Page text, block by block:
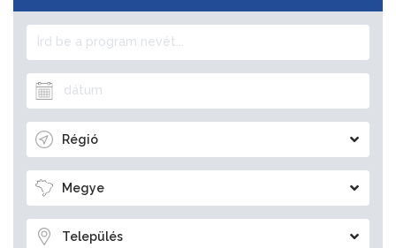
Régió
Megye
Település